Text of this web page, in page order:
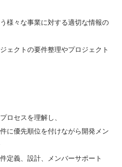
様々な事業に対する適切な情報の
ェクトの要件整理やプロジェクト
ロセスを理解し、
に優先順位を付けながら開発メン
定義、設計、メンバーサポート